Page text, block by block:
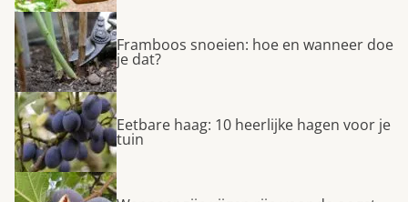
Framboos snoeien: hoe en wanneer doe
je dat?
Eetbare haag: 10 heerlijke hagen voor je
tuin